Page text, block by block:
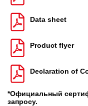
Data sheet
Product flyer
Declaration of
*Официальный
запросу.